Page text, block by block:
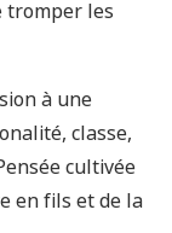
tromper les
à une
classe,
cultivée
en fils et de la